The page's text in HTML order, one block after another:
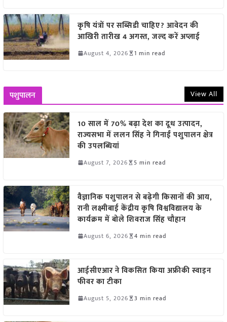
कृषि यंत्रों पर सब्सिडी चाहिए? आवेदन की
आखिरी तारीख 4 अगस्त, जल्द करें अप्लाई
August 4, 2026 1 min read
पशुपालन View All
10 साल में 70% बढ़ा देश का दूध उत्पादन,
राज्यसभा में ललन सिंह ने गिनाईं पशुपालन क्षेत्र
की उपलब्धियां
August 7, 2026 5 min read
वैज्ञानिक पशुपालन से बढ़ेगी किसानों की आय,
रानी लक्ष्मीबाई केंद्रीय कृषि विश्वविद्यालय के
कार्यक्रम में बोले शिवराज सिंह चौहान
August 6, 2026 4 min read
आईसीएआर ने विकसित किया अफ्रीकी स्वाइन
फीवर का टीका
August 5, 2026 3 min read